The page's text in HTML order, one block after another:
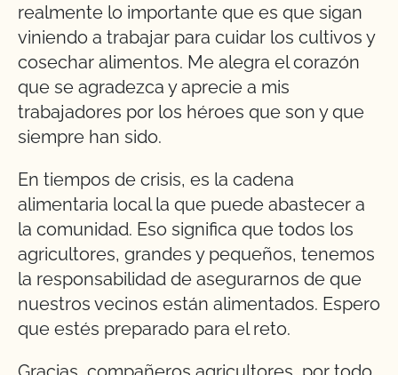
realmente lo importante que es que sigan
viniendo a trabajar para cuidar los cultivos y
cosechar alimentos. Me alegra el corazón
que se agradezca y aprecie a mis
trabajadores por los héroes que son y que
siempre han sido.
En tiempos de crisis, es la cadena
alimentaria local la que puede abastecer a
la comunidad. Eso significa que todos los
agricultores, grandes y pequeños, tenemos
la responsabilidad de asegurarnos de que
nuestros vecinos están alimentados. Espero
que estés preparado para el reto.